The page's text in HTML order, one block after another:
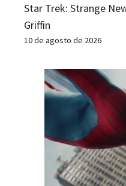
Star Trek: Strange
Griffin
10 de agosto de 2026